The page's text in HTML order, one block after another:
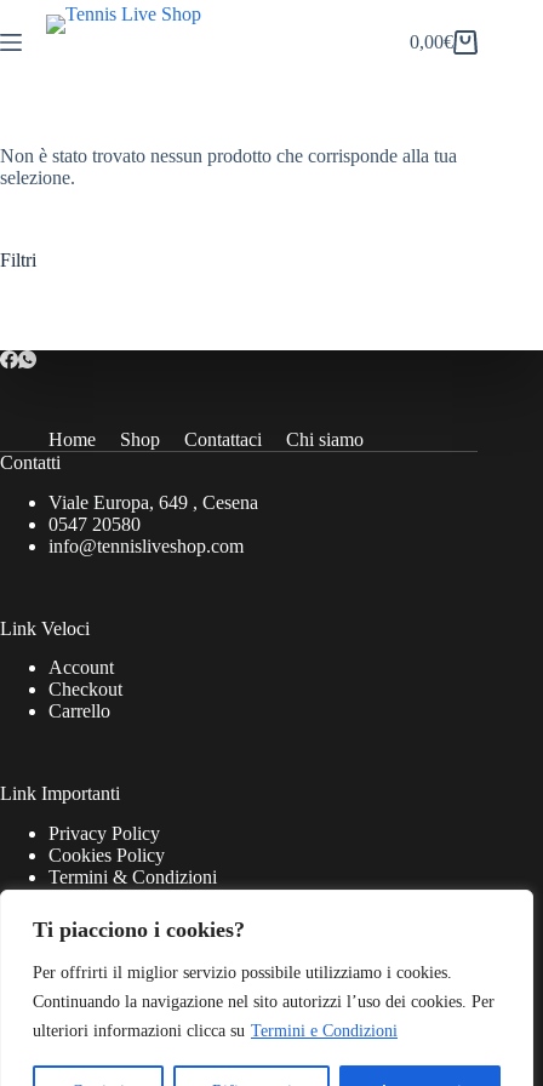
Ti piacciono i cookies?
Per offrirti il miglior servizio possibile utilizziamo i cookies.
Continuando la navigazione nel sito autorizzi l’uso dei cookies. Per
ulteriori informazioni clicca su Termini e Condizioni
al
contenuto
Carrello
0,00€
Non è stato trovato nessun prodotto che corrisponde alla tua
selezione.
Filtri
Home Shop Contattaci
Chi siamo
Contatti
Viale Europa, 649 , Cesena
0547 20580
info@tennisliveshop.com
Link Veloci
Account
Checkout
Carrello
Link Importanti
Privacy Policy
Cookies Policy
Termini & Condizioni